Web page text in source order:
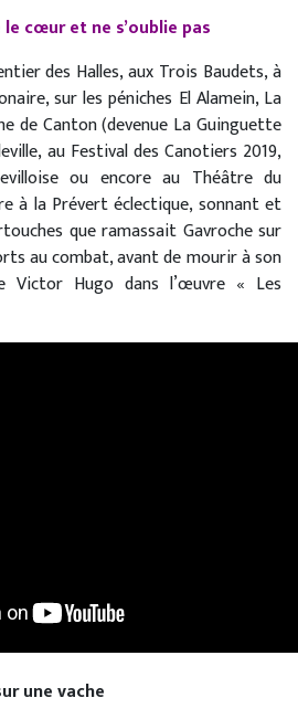
cœur et ne s’oublie pas
des Halles, aux Trois Baudets, à
sur les péniches El Alamein, La
de Canton (devenue La Guinguette
au Festival des Canotiers 2019,
ou encore au Théâtre du
à la Prévert éclectique, sonnant et
que ramassait Gavroche sur
au combat, avant de mourir à son
Victor Hugo dans l’œuvre « Les
une vache